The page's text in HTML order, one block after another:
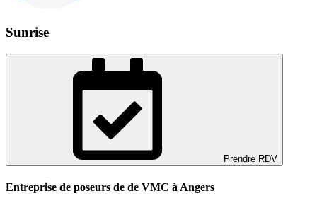
Sunrise
Prendre RDV
Entreprise de poseurs de de VMC à Angers